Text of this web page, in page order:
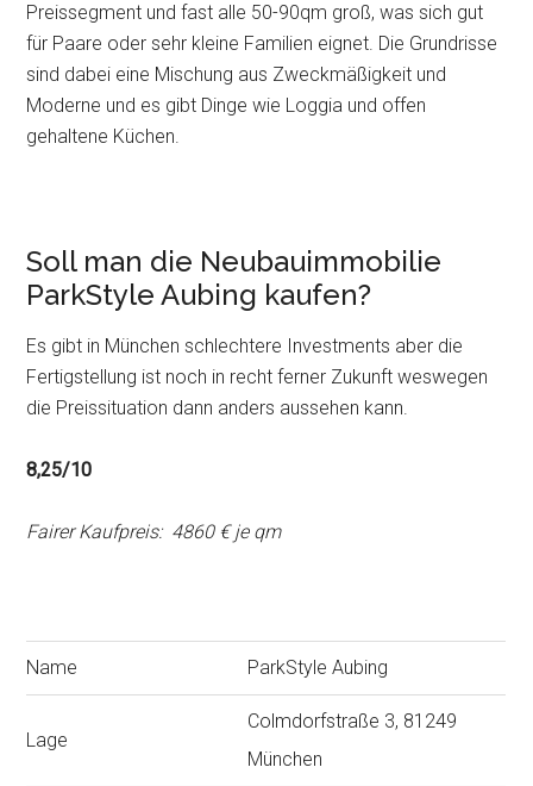
Preissegment und fast alle 50-90qm groß, was sich gut
für Paare oder sehr kleine Familien eignet. Die Grundrisse
sind dabei eine Mischung aus Zweckmäßigkeit und
Moderne und es gibt Dinge wie Loggia und offen
gehaltene Küchen.
Soll man die Neubauimmobilie
ParkStyle Aubing kaufen?
Es gibt in München schlechtere Investments aber die
Fertigstellung ist noch in recht ferner Zukunft weswegen
die Preissituation dann anders aussehen kann.
8,25/10
Fairer Kaufpreis: 4860 € je qm
Name ParkStyle Aubing
Lage
Colmdorfstraße 3, 81249
München